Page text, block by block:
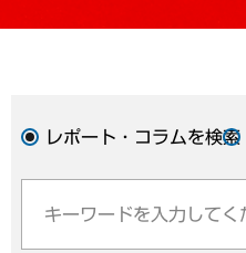
レポート・コラムを検索